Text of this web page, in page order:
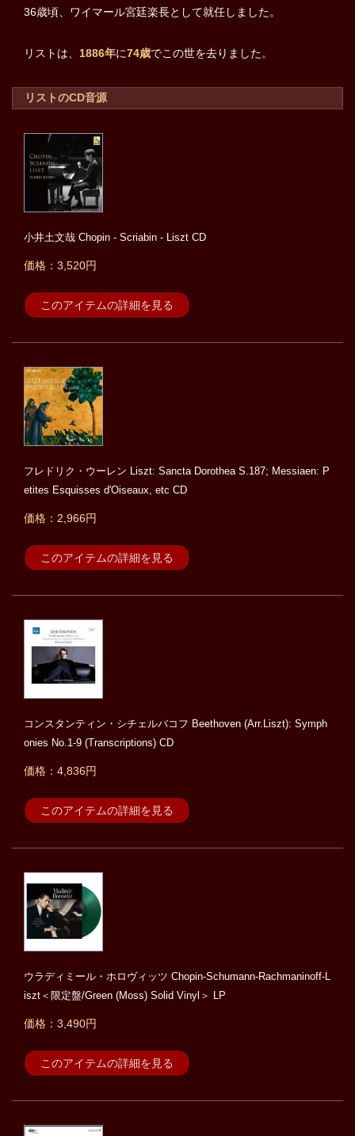
36歳頃、ワイマール宮廷楽長として就任しました。
リストは、 1886年に74歳でこの世を去りました。
リストのCD音源
小井土文哉 Chopin - Scriabin - Liszt CD
価格：3,520円
このアイテムの詳細を見る
フレドリク・ウーレン Liszt: Sancta Dorothea S.187; Messiaen: P
etites Esquisses d'Oiseaux, etc CD
価格：2,966円
このアイテムの詳細を見る
コンスタンティン・シチェルバコフ Beethoven (Arr.Liszt): Symph
onies No.1-9 (Transcriptions) CD
価格：4,836円
このアイテムの詳細を見る
ウラディミール・ホロヴィッツ Chopin-Schumann-Rachmaninoff-L
iszt＜限定盤/Green (Moss) Solid Vinyl＞ LP
価格：3,490円
このアイテムの詳細を見る